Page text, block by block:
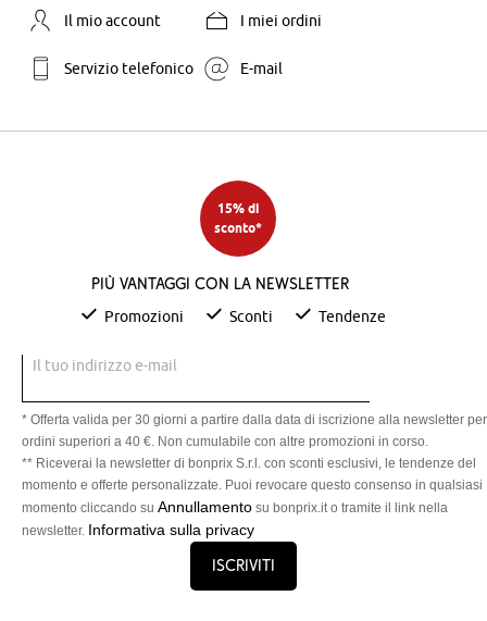
Il mio account I miei ordini
Servizio telefonico E-mail
15% di
sconto*
Più vantaggi con la newsletter
Promozioni Sconti Tendenze
Il tuo indirizzo e-mail
* Offerta valida per 30 giorni a partire dalla data di iscrizione alla newsletter per
ordini superiori a 40 €. Non cumulabile con altre promozioni in corso.
** Riceverai la newsletter di bonprix S.r.l. con sconti esclusivi, le tendenze del
momento e offerte personalizzate. Puoi revocare questo consenso in qualsiasi
momento cliccando su Annullamento su bonprix.it o tramite il link nella
newsletter. Informativa sulla privacy
Iscriviti